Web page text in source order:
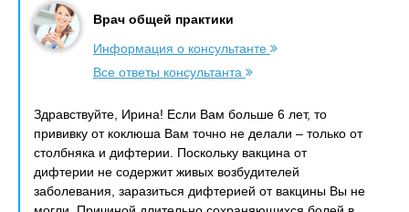
Врач общей практики
Информация о консультанте
Все ответы консультанта
Здравствуйте, Ирина! Если Вам больше 6 лет, то
прививку от коклюша Вам точно не делали – только от
столбняка и дифтерии. Поскольку вакцина от
дифтерии не содержит живых возбудителей
заболевания, заразиться дифтерией от вакцины Вы не